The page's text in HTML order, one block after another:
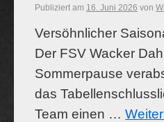
Publiziert am 16. Juni 2026 von
Versöhnlicher
Der FSV Wacker
Sommerpause
das
Team einen …